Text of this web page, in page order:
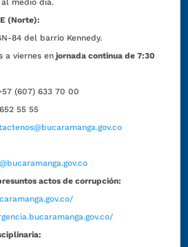
medio día.
(Norte):
84 del barrio Kennedy.
a viernes en jornada continua de 7:30
(607) 633 70 00
55 55
actos de corrupción: